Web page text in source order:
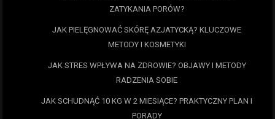
ZATYKANIA PORÓW?
JAK PIELĘGNOWAĆ SKÓRĘ AZJATYCKĄ? KLUCZOWE
METODY I KOSMETYKI
JAK STRES WPŁYWA NA ZDROWIE? OBJAWY I METODY
RADZENIA SOBIE
JAK SCHUDNĄĆ 10 KG W 2 MIESIĄCE? PRAKTYCZNY PLAN I
PORADY